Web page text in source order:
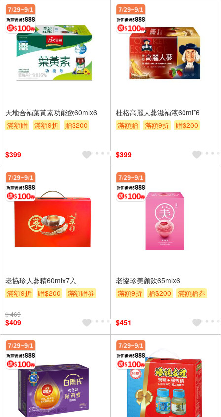
天地合補葉黃素功能飲60mlx6
滿額贈
滿額9折
贈$200
$399
桂格高麗人蔘滋補液60ml*6
滿額贈
滿額9折
贈$200
$399
老協珍人蔘精60mlx7入
滿額9折
贈$200 滿額贈券
$ 469
$409
老協珍美顏飲65mlx6
滿額9折
贈$200 滿額贈券
$451